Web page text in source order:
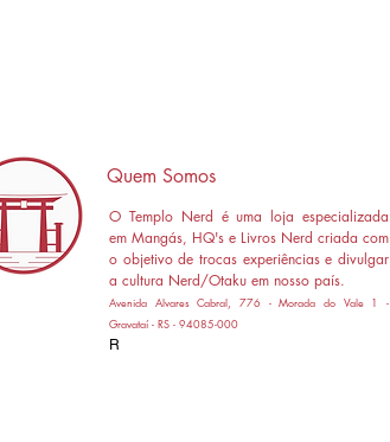
Quem Somos
O Templo Nerd é uma loja especializada
em Mangás, HQ's e Livros Nerd criada com
o objetivo de trocas experiências e divulgar
a cultura Nerd/Otaku em nosso país.
Avenida Alvares Cabral, 776 - Morada do Vale 1 -
Gravataí - RS - 94085-000
R